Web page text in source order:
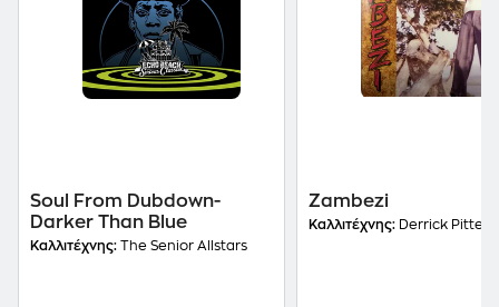
Soul From Dubdown-
Darker Than Blue
Καλλιτέχνης: The Senior Allstars
Zambezi
Καλλιτέχνης: Derrick Pitter